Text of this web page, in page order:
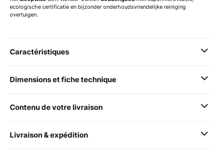
ecologische certificatie en bijzonder onderhoudsvriendelijke reiniging
overtuigen.
Caractéristiques
Dimensions et fiche technique
Contenu de votre livraison
Livraison & expédition